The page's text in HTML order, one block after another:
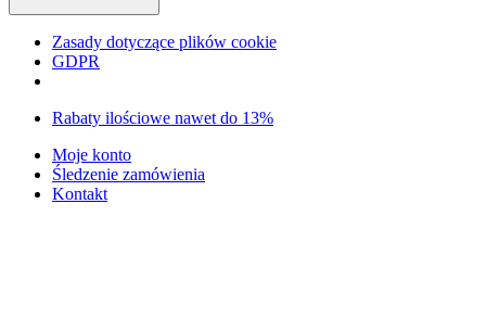
Zasady dotyczące plików cookie
GDPR
Skip
navigation
Skip
content
Rabaty ilościowe nawet do 13%
Moje konto
Śledzenie zamówienia
Kontakt